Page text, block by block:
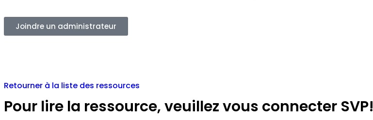
Joindre un administrateur
Retourner à la liste des ressources
Pour lire la ressource, veuillez vous connecter SVP!